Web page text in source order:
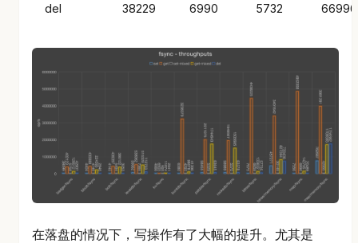
del 38229 6990 5732 66996
在落盘的情况下，写操作有了大幅的提升。尤其是